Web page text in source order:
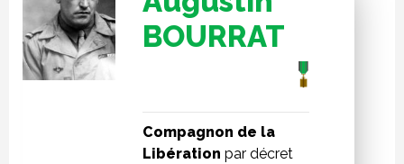
BOURRAT
Compagnon de la
Libération par décret